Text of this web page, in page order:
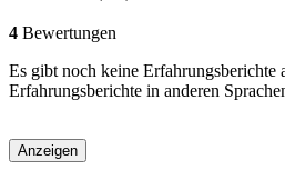
4 Bewertungen
Es gibt noch keine Erfahrungsberichte
Erfahrungsberichte in anderen
Anzeigen